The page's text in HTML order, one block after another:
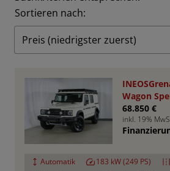
Sortieren nach:
Wagon
AHK RHINO
68.850 €
inkl. 19%
Automatik 183 kW (249 PS)